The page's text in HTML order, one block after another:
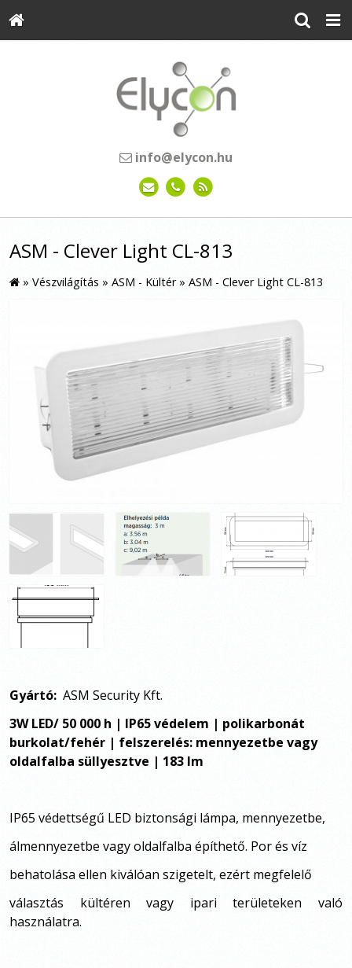
info@elycon.hu
ASM - Clever Light CL-813
» Vészvilágítás » ASM - Kültér» ASM - Clever Light CL-813
Gyártó: ASM Security Kft.
3W LED/ 50 000 h | IP65 védelem | polikarbonát
burkolat/fehér | felszerelés: mennyezetbe vagy
oldalfalba süllyesztve | 183 lm
IP65 védettségű LED biztonsági lámpa, mennyezetbe,
álmennyezetbe vagy oldalfalba építhető. Por és víz
behatolása ellen kiválóan szigetelt, ezért megfelelő
választás kültéren vagy ipari területeken való
használatra.